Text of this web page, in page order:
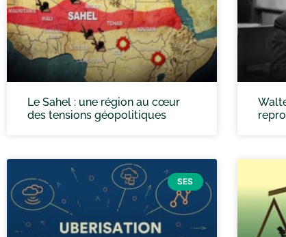
Le Sahel : une région au cœur
des tensions géopolitiques
SES